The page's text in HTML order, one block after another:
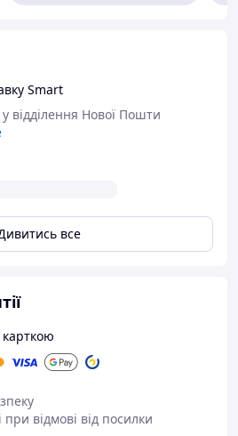
Smart
відділення Нової Пошти
все
відмові від посилки